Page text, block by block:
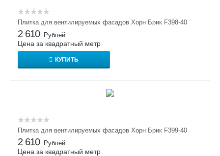
Плитка для вентилируемых фасадов Хорн Брик F398-40
2 610 Рублей
Цена за квадратный метр
КУПИТЬ
Плитка для вентилируемых фасадов Хорн Брик F399-40
2 610 Рублей
Цена за квадратный метр